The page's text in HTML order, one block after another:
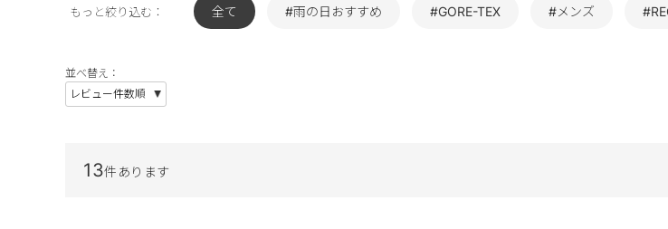
もっと絞り込む： 全て #雨の日おすすめ #GORE-TEX #メンズ
並べ替え：
13件あります